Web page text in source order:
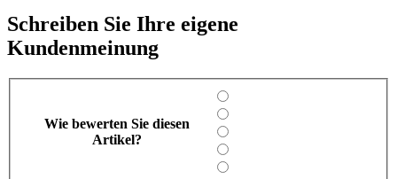
Schreiben Sie Ihre eigene
Kundenmeinung
Wie bewerten Sie diesen
Artikel?